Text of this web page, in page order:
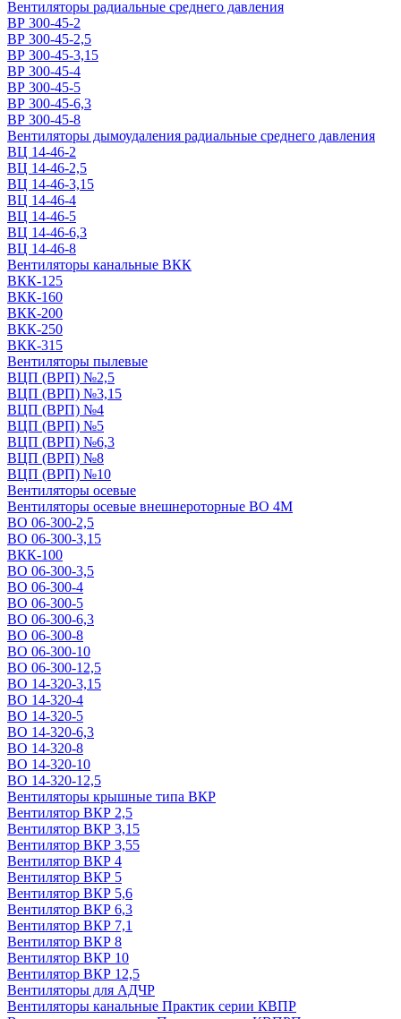
Вентиляторы радиальные среднего давления
ВР 300-45-2
ВР 300-45-2,5
ВР 300-45-3,15
ВР 300-45-4
ВР 300-45-5
ВР 300-45-6,3
ВР 300-45-8
Вентиляторы дымоудаления радиальные среднего давления
ВЦ 14-46-2
ВЦ 14-46-2,5
ВЦ 14-46-3,15
ВЦ 14-46-4
ВЦ 14-46-5
ВЦ 14-46-6,3
ВЦ 14-46-8
Вентиляторы канальные ВКК
ВКК-125
ВКК-160
ВКК-200
ВКК-250
ВКК-315
Вентиляторы пылевые
ВЦП (ВРП) №2,5
ВЦП (ВРП) №3,15
ВЦП (ВРП) №4
ВЦП (ВРП) №5
ВЦП (ВРП) №6,3
ВЦП (ВРП) №8
ВЦП (ВРП) №10
Вентиляторы осевые
Вентиляторы осевые внешнероторные ВО 4М
ВО 06-300-2,5
ВО 06-300-3,15
ВКК-100
ВО 06-300-3,5
ВО 06-300-4
ВО 06-300-5
ВО 06-300-6,3
ВО 06-300-8
ВО 06-300-10
ВО 06-300-12,5
ВО 14-320-3,15
ВО 14-320-4
ВО 14-320-5
ВО 14-320-6,3
ВО 14-320-8
ВО 14-320-10
ВО 14-320-12,5
Вентиляторы крышные типа ВКР
Вентилятор ВКР 2,5
Вентилятор ВКР 3,15
Вентилятор ВКР 3,55
Вентилятор ВКР 4
Вентилятор ВКР 5
Вентилятор ВКР 5,6
Вентилятор ВКР 6,3
Вентилятор ВКР 7,1
Вентилятор ВКР 8
Вентилятор ВКР 10
Вентилятор ВКР 12,5
Вентиляторы для АДЧР
Вентиляторы канальные Практик серии КВПР